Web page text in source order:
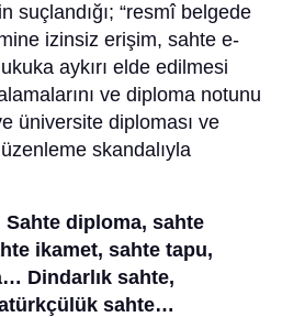
suçlandığı; “resmî belgede
izinsiz erişim, sahte e-
aykırı elde edilmesi
ve diploma notunu
üniversite diploması ve
skandalıyla
Sahte diploma, sahte
ikamet, sahte tapu,
Dindarlık sahte,
sahte…